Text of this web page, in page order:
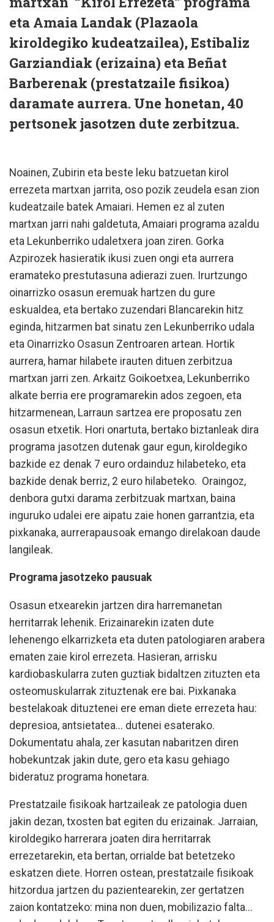
eta Amaia Landak (Plazaola
kiroldegiko kudeatzailea), Estibaliz
Garziandiak (erizaina) eta Beñat
Barberenak (prestatzaile fisikoa)
daramate aurrera. Une honetan, 40
pertsonek jasotzen dute zerbitzua.
Noainen, Zubirin eta beste leku batzuetan kirol
errezeta martxan jarrita, oso pozik zeudela esan zion
kudeatzaile batek Amaiari. Hemen ez al zuten
martxan jarri nahi galdetuta, Amaiari programa azaldu
eta Lekunberriko udaletxera joan ziren. Gorka
Azpirozek hasieratik ikusi zuen ongi eta aurrera
eramateko prestutasuna adierazi zuen. Irurtzungo
oinarrizko osasun eremuak hartzen du gure
eskualdea, eta bertako zuzendari Blancarekin hitz
eginda, hitzarmen bat sinatu zen Lekunberriko udala
eta Oinarrizko Osasun Zentroaren artean. Hortik
aurrera, hamar hilabete irauten dituen zerbitzua
martxan jarri zen. Arkaitz Goikoetxea, Lekunberriko
alkate berria ere programarekin ados zegoen, eta
hitzarmenean, Larraun sartzea ere proposatu zen
osasun etxetik. Hori onartuta, bertako biztanleak dira
programa jasotzen dutenak gaur egun, kiroldegiko
bazkide ez denak 7 euro ordainduz hilabeteko, eta
bazkide denak berriz, 2 euro hilabeteko. Oraingoz,
denbora gutxi darama zerbitzuak martxan, baina
inguruko udalei ere aipatu zaie honen garrantzia, eta
pixkanaka, aurrerapausoak emango direlakoan daude
langileak.
Programa jasotzeko pausuak
Osasun etxearekin jartzen dira harremanetan
herritarrak lehenik. Erizainarekin izaten dute
lehenengo elkarrizketa eta duten patologiaren arabera
ematen zaie kirol errezeta. Hasieran, arrisku
kardiobaskularra zuten guztiak bidaltzen zituzten eta
osteomuskularrak zituztenak ere bai. Pixkanaka
bestelakoak dituztenei ere eman diete errezeta hau:
depresioa, antsietatea... dutenei esaterako.
Dokumentatu ahala, zer kasutan nabaritzen diren
hobekuntzak jakin dute, gero eta kasu gehiago
bideratuz programa honetara.
Prestatzaile fisikoak hartzaileak ze patologia duen
jakin dezan, txosten bat egiten du erizainak. Jarraian,
kiroldegiko harrerara joaten dira herritarrak
errezetarekin, eta bertan, orrialde bat betetzeko
eskatzen diete. Horren ostean, prestatzaile fisikoak
hitzordua jartzen du pazientearekin, zer gertatzen
zaion kontatzeko: mina non duen, mobilizazio falta...